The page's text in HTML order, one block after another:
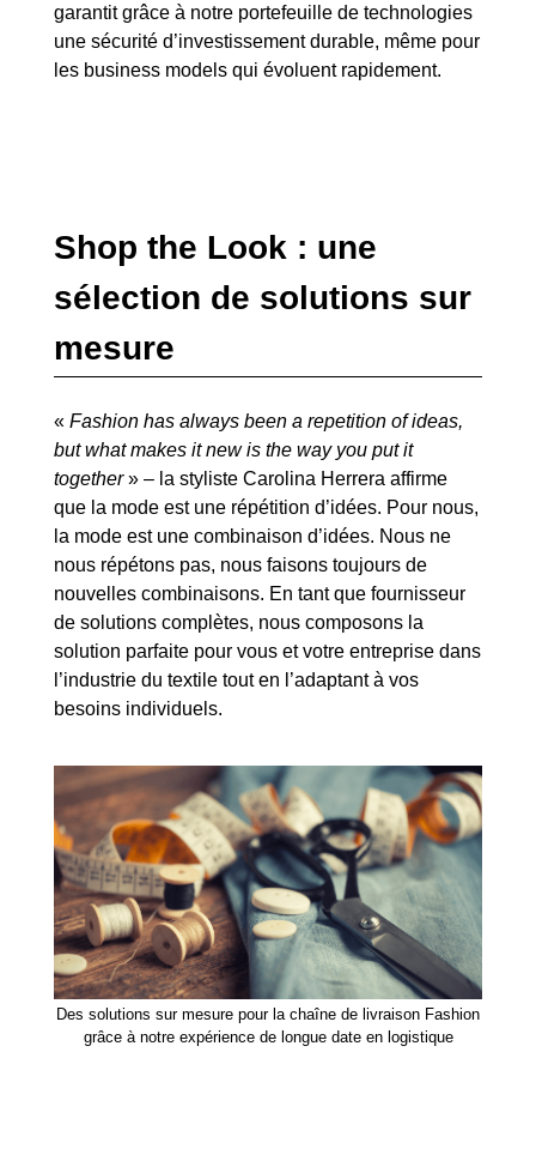
garantit grâce à notre portefeuille de technologies
une sécurité d’investissement durable, même pour
les business models qui évoluent rapidement.
Shop the Look : une
sélection de solutions sur
mesure
« Fashion has always been a repetition of ideas,
but what makes it new is the way you put it
together» – la styliste Carolina Herrera affirme
que la mode est une répétition d’idées. Pour nous,
la mode est une combinaison d’idées. Nous ne
nous répétons pas, nous faisons toujours de
nouvelles combinaisons. En tant que fournisseur
de solutions complètes, nous composons la
solution parfaite pour vous et votre entreprise dans
l’industrie du textile tout en l’adaptant à vos
besoins individuels.
Des solutions sur mesure pour la chaîne de livraison Fashion
grâce à notre expérience de longue date en logistique